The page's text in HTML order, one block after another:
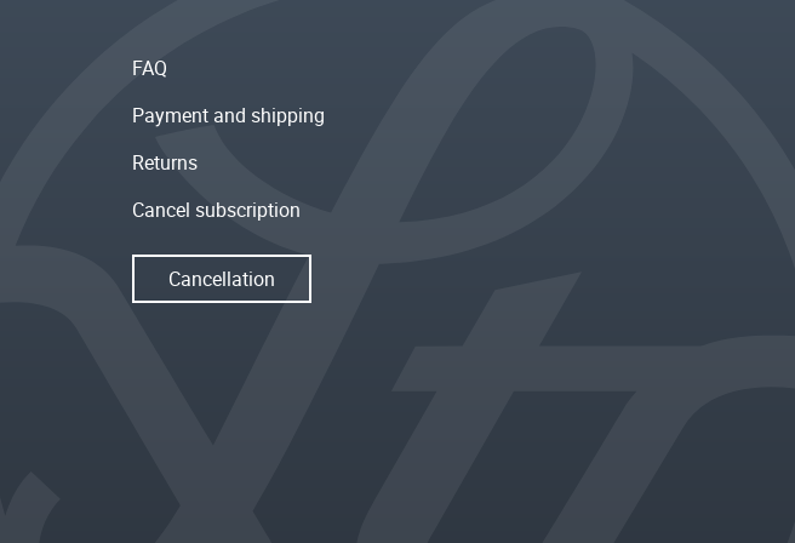
FAQ
Payment and shipping
Returns
Cancel subscription
Cancellation